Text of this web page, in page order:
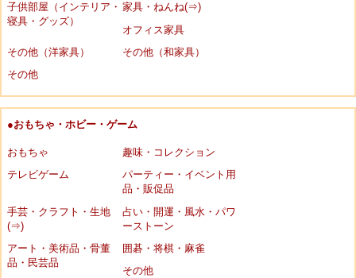
子供部屋（インテリア・
寝具・グッズ）
家具・ねんね(⇒)
オフィス家具
その他（洋家具）
その他（和家具）
その他
●おもちゃ・ホビー・ゲーム
おもちゃ
趣味・コレクション
テレビゲーム
パーティー・イベント用
品・販促品
手芸・クラフト・生地
(⇒)
占い・開運・風水・パワ
ーストーン
アート・美術品・骨董
品・民芸品
囲碁・将棋・麻雀
その他